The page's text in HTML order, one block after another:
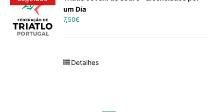
um Dia
7,50€
Detalhes